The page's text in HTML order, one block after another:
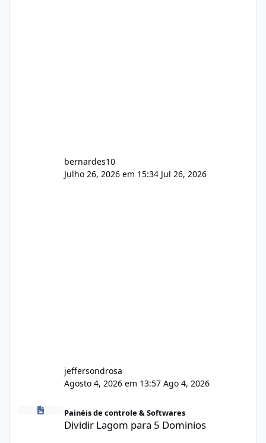
bernardes10
Julho 26, 2026 em 15:34 Jul 26, 2026
jeffersondrosa
Agosto 4, 2026 em 13:57 Ago 4, 2026
Dividir Lagom para 5 Dominios
Painéis de controle & Softwares
Dividir Lagom para 5 Dominios